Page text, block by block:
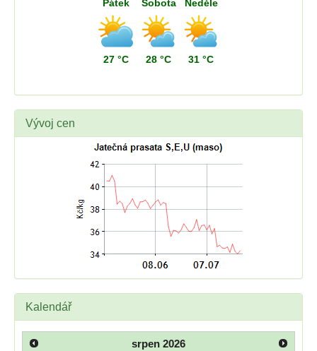
Pátek
27 °C
Sobota
28 °C
Neděle
31 °C
Vývoj cen
Kalendář
srpen 2026